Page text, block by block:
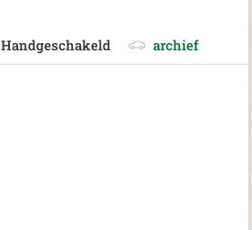
Handgeschakeld archief